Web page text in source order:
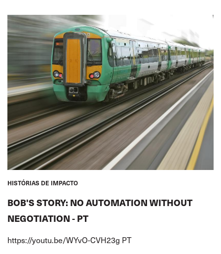
HISTÓRIAS DE IMPACTO
BOB'S STORY: NO AUTOMATION WITHOUT
NEGOTIATION - PT
https://youtu.be/WYvO-CVH23g PT